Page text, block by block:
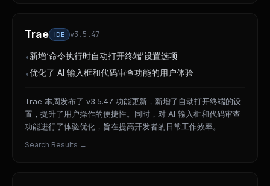
Trae IDE v3.5.47
•新增‘命令执行时自动打开终端’设置选项
•优化了 AI 输入框和代码审查功能的用户体验
Trae 本周发布了 v3.5.47 功能更新，新增了自动打开终端的设
置，提升了用户操作的便捷性。同时，对 AI 输入框和代码审查
功能进行了体验优化，旨在提高开发者的日常工作效率。
Search Results →